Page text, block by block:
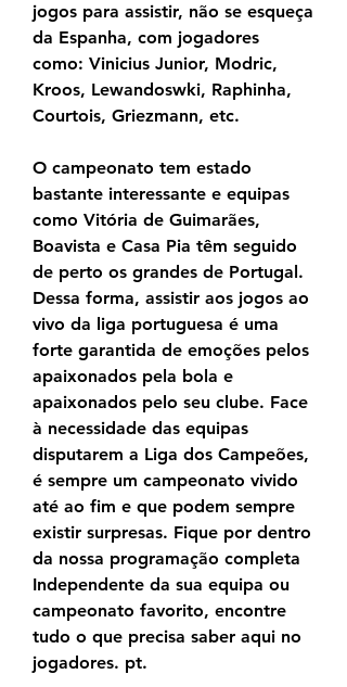
jogos para assistir, não se esqueça
da Espanha, com jogadores
como: Vinicius Junior, Modric,
Kroos, Lewandoswki, Raphinha,
Courtois, Griezmann, etc.
O campeonato tem estado
bastante interessante e equipas
como Vitória de Guimarães,
Boavista e Casa Pia têm seguido
de perto os grandes de Portugal.
Dessa forma, assistir aos jogos ao
vivo da liga portuguesa é uma
forte garantida de emoções pelos
apaixonados pela bola e
apaixonados pelo seu clube. Face
à necessidade das equipas
disputarem a Liga dos Campeões,
é sempre um campeonato vivido
até ao fim e que podem sempre
existir surpresas. Fique por dentro
da nossa programação completa
Independente da sua equipa ou
campeonato favorito, encontre
tudo o que precisa saber aqui no
jogadores. pt.